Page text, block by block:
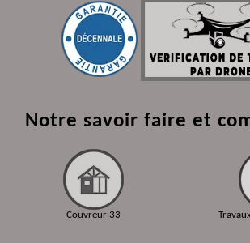
Notre savoir faire et
Couvreur 33